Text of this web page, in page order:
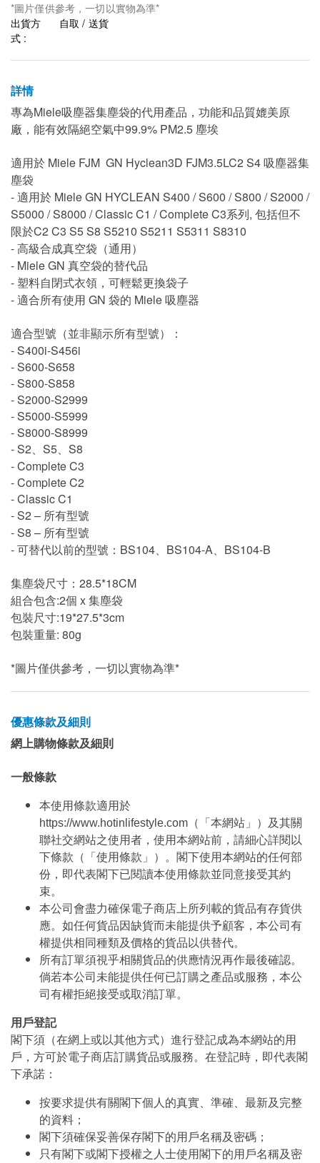
*圖片僅供參考，一切以實物為準*
出貨方
式 :
自取 / 送貨
詳情
專為Miele吸塵器集塵袋的代 用產品，功能和品質媲美原
廠，能有效隔絕空氣中99.9% PM2.5 塵埃
適用於 Miele FJM GN Hyclean3D FJM3.5LC2 S4 吸塵器集
塵袋
- 適用於 Miele GN HYCLEAN S400 / S600 / S800 / S2000 /
S5000 / S8000 / Classic C1 / Complete C3系列, 包括但不
限於C2 C3 S5 S8 S5210 S5211 S5311 S8310
- 高級合成真空袋（通用）
- Miele GN 真空袋的替代品
- 塑料自閉式衣領，可輕鬆更換袋子
- 適合所有使用 GN 袋的 Miele 吸塵器
適合型號（並非顯示所有型號）：
- S400i-S456i
- S600-S658
- S800-S858
- S2000-S2999
- S5000-S5999
- S8000-S8999
- S2、S5、S8
- Complete C3
- Complete C2
- Classic C1
- S2 – 所有型號
- S8 – 所有型號
- 可替代以前的型號：BS104、BS104-A、BS104-B
集塵袋尺寸：28.5*18CM
組合包含:2個 x 集塵袋
包裝尺寸:19*27.5*3cm
包裝重量: 80g
*圖片僅供參考，一切以實物為準*
優惠條款及細則
網上購物條款及細則
一般條款
本使用條款適用於
https://www.hotinlifestyle.com（「本網站」）及其關
聯社交網站之使用者，使用本網站前，請細心詳閱以
下條款（「使用條款」）。閣下使用本網站的任何部
份，即代表閣下已閱讀本使用條款並同意接受其約
束。
本公司會盡力確保電子商店上所列載的貨品有存貨供
應。如任何貨品因缺貨而未能提供予顧客，本公司有
權提供相同種類及價格的貨品以供替代。
所有訂單須視乎相關貨品的供應情況再作最後確認。
倘若本公司未能提供任何已訂購之產品或服務，本公
司有權拒絕接受或取消訂單。
用戶登記
閣下須（在網上或以其他方式）進行登記成為本網站的用
戶，方可於電子商店訂購貨品或服務。在登記時，即代表閣
下承諾：
按要求提供有關閣下個人的真實、準確、最新及完整
的資料；
閣下須確保妥善保存閣下的用戶名稱及密碼；
只有閣下或閣下授權之人士使用閣下的用戶名稱及密